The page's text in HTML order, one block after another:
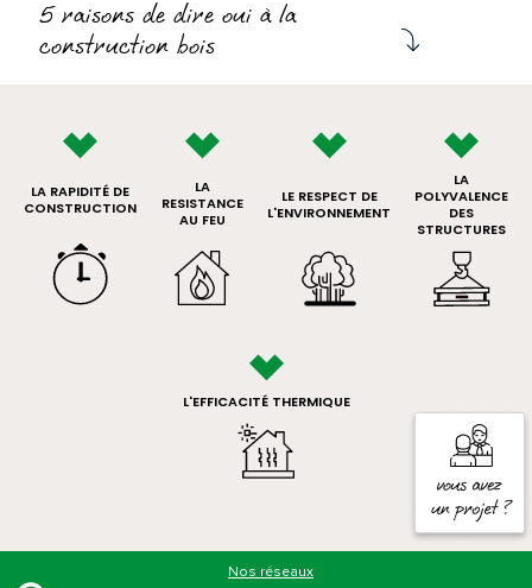
5 raisons de dire oui à la
construction bois
LA RAPIDITÉ DE
CONSTRUCTION
LA
RESISTANCE
AU FEU
LE RESPECT DE
L'ENVIRONNEMENT
LA
POLYVALENCE
DES
STRUCTURES
L'EFFICACITÉ THERMIQUE